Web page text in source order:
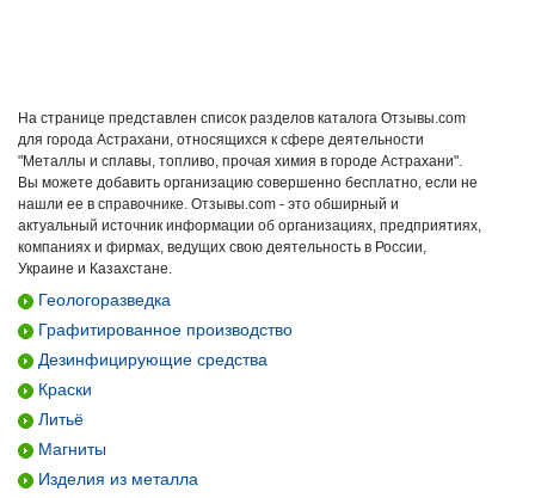
На странице представлен список разделов каталога Отзывы.com
для города Астрахани, относящихся к сфере деятельности
"Металлы и сплавы, топливо, прочая химия в городе Астрахани".
Вы можете добавить организацию совершенно бесплатно, если не
нашли ее в справочнике. Отзывы.com - это обширный и
актуальный источник информации об организациях, предприятиях,
компаниях и фирмах, ведущих свою деятельность в России,
Украине и Казахстане.
Геологоразведка
Графитированное производство
Дезинфицирующие средства
Краски
Литьё
Магниты
Изделия из металла